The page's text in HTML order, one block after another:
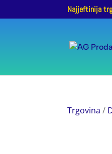
Najjeftinija
Trgovina /